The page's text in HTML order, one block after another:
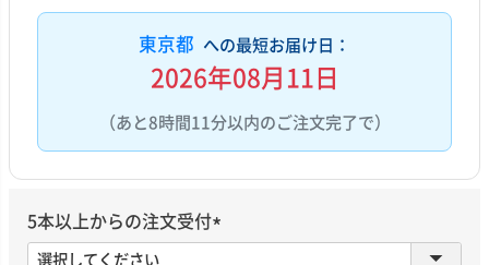
東京都 への最短お届け日：
2026年08月11日
（あと8時間11分以内のご注文完了で）
5本以上からの注文受付